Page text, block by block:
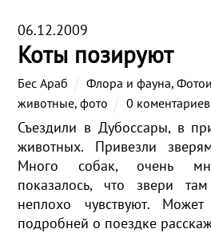
06.12.2009
Коты позируют
Бес Араб Флора и фауна,
животные,фото 0 коментариев
Съездили в Дубоссары, в
животных. Привезли
Много собак, очень
показалось, что звери
неплохо чувствуют.
подробней о поездке